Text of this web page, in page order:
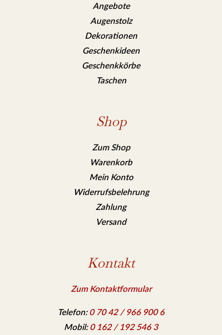
Angebote
Augenstolz
Dekorationen
Geschenkideen
Geschenkkörbe
Taschen
Shop
Zum Shop
Warenkorb
Mein Konto
Widerrufsbelehrung
Zahlung
Versand
Kontakt
Zum Kontaktformular
Telefon:0 70 42 / 966 900 6
Mobil:0 162 / 192 546 3